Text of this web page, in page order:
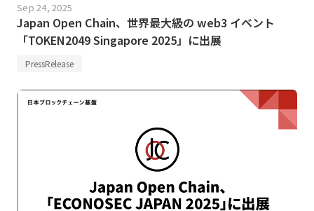
Sep 24, 2025
Japan Open Chain、世界最大級の web3 イベント
「TOKEN2049 Singapore 2025」に出展
PressRelease